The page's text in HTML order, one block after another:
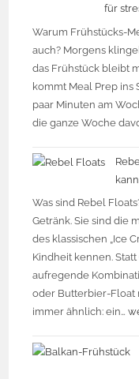
für
Warum Frühstücks-
auch? Morgens
das Frühstück bleibt
kommt Meal Prep ins
paar Minuten am
die ganze Woche
kann
Was sind Rebel
Getränk. Sie sind die
des klassischen „Ice
Kindheit kennen.
aufregende
oder Butterbier-Float
immer ähnlich: ein…